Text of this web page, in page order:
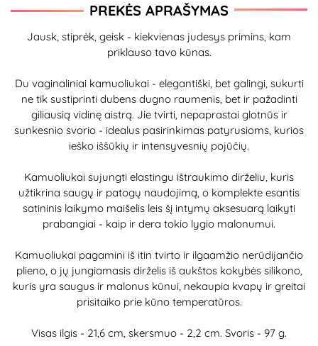
PREKĖS APRAŠYMAS
Jausk, stiprėk, geisk - kiekvienas judesys primins, kam
priklauso tavo kūnas.
Du vaginaliniai kamuoliukai - elegantiški, bet galingi, sukurti
ne tik sustiprinti dubens dugno raumenis, bet ir pažadinti
giliausią vidinę aistrą. Jie tvirti, nepaprastai glotnūs ir
sunkesnio svorio - idealus pasirinkimas patyrusioms, kurios
ieško iššūkių ir intensyvesnių pojūčių.
Kamuoliukai sujungti elastingu ištraukimo dirželiu, kuris
užtikrina saugų ir patogų naudojimą, o komplekte esantis
satininis laikymo maišelis leis šį intymų aksesuarą laikyti
prabangiai - kaip ir dera tokio lygio malonumui.
Kamuoliukai pagamini iš itin tvirto ir ilgaamžio nerūdijančio
plieno, o jų jungiamasis dirželis iš aukštos kokybės silikono,
kuris yra saugus ir malonus kūnui, nekaupia kvapų ir greitai
prisitaiko prie kūno temperatūros.
Visas ilgis - 21,6 cm, skersmuo - 2,2 cm. Svoris - 97 g.